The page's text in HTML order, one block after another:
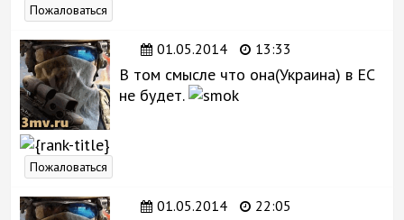
Пожаловаться
01.05.2014 13:33
В том смысле что она(Украина) в ЕС
не будет.
Пожаловаться
01.05.2014 22:05